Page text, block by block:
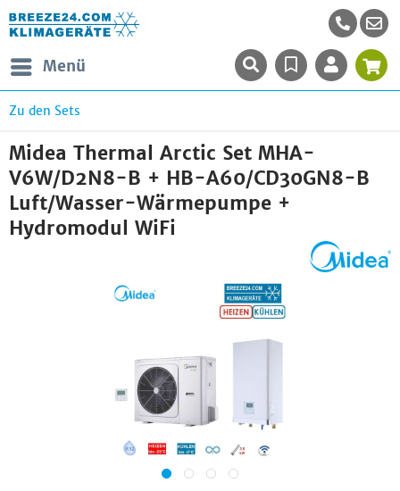
Menü
Zu den Sets
Midea Thermal Arctic Set MHA-
V6W/D2N8-B + HB-A60/CD30GN8-B
Luft/Wasser-Wärmepumpe +
Hydromodul WiFi